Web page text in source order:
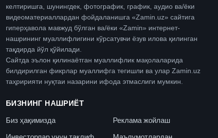
келтиришга, шунингдек, фотографик, график, аудио ва/ёки
видеоматериаллардан фойдаланишга «Zamin.uz» сайтига
гиперҳавола мавжуд бўлган ва/ёки «Zamin» интернет-
нашрининг муаллифлигини кўрсатувчи ёзув илова қилинган
тақдирда йўл қўйилади.
Сайтда эълон қилинаётган муаллифлик мақолаларида
билдирилган фикрлар муаллифга тегишли ва улар Zamin.uz
таҳририяти нуқтаи назарини ифода этмаслиги мумкин.
БИЗНИНГ НАШРИЁТ
Биз ҳақимизда
Реклама жойлаш